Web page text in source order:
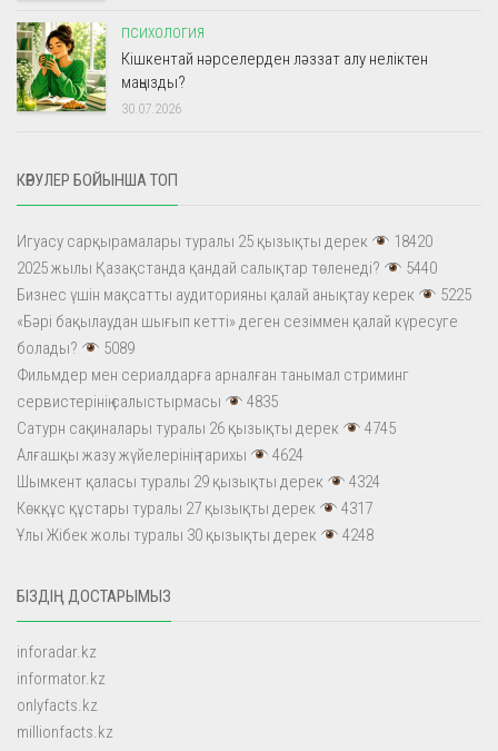
ПСИХОЛОГИЯ
Кішкентай нәрселерден ләззат алу неліктен
маңызды?
30.07.2026
КӨРУЛЕР БОЙЫНША ТОП
Игуасу сарқырамалары туралы 25 қызықты дерек
18420
2025 жылы Қазақстанда қандай салықтар төленеді?
5440
Бизнес үшін мақсатты аудиторияны қалай анықтау керек
5225
«Бәрі бақылаудан шығып кетті» деген сезіммен қалай күресуге
болады?
5089
Фильмдер мен сериалдарға арналған танымал стриминг
сервистерінің салыстырмасы
4835
Сатурн сақиналары туралы 26 қызықты дерек
4745
Алғашқы жазу жүйелерінің тарихы
4624
Шымкент қаласы туралы 29 қызықты дерек
4324
Көкқұс құстары туралы 27 қызықты дерек
4317
Ұлы Жібек жолы туралы 30 қызықты дерек
4248
БІЗДІҢ ДОСТАРЫМЫЗ
inforadar.kz
informator.kz
onlyfacts.kz
millionfacts.kz